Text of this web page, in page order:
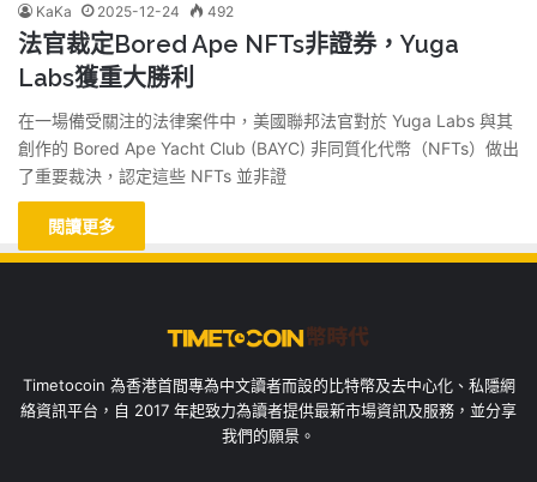
KaKa 2025-12-24 492
法官裁定Bored Ape NFTs非證券，Yuga
Labs獲重大勝利
在一場備受關注的法律案件中，美國聯邦法官對於 Yuga Labs 與其
創作的 Bored Ape Yacht Club (BAYC) 非同質化代幣（NFTs）做出
了重要裁決，認定這些 NFTs 並非證
閱讀更多
Timetocoin 為香港首間專為中文讀者而設的比特幣及去中心化、私隱網
絡資訊平台，自 2017 年起致力為讀者提供最新市場資訊及服務，並分享
我們的願景。